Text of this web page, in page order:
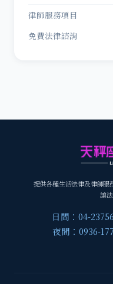
律師服務項目
免費法律諮詢
提供各種生活法律及律師服
讓
日間：04-
夜間：0936-